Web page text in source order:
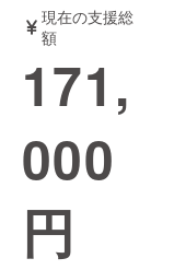
音楽
ゲーム・サ
現在の支援総
額
171,
000
円